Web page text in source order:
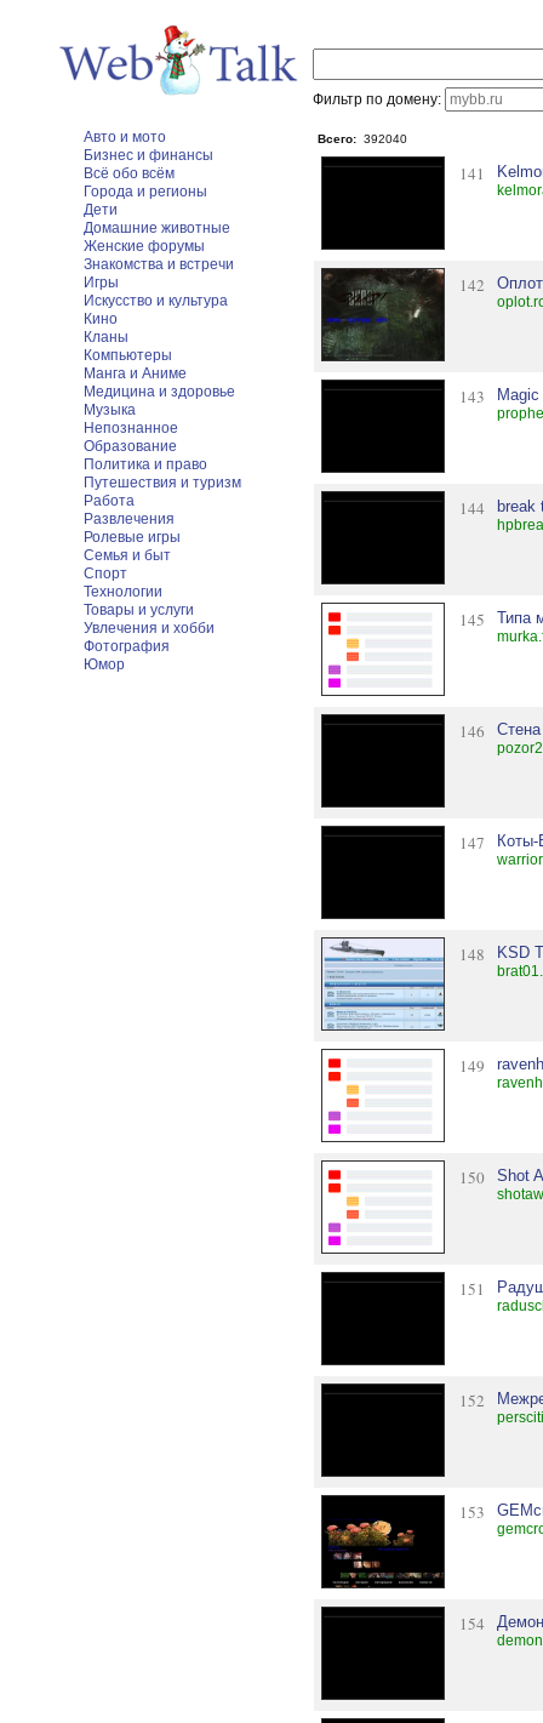
Фильтр по домену:
Авто и мото
Бизнес и финансы
Всё обо всём
Города и регионы
Дети
Домашние животные
Женские форумы
Знакомства и встречи
Игры
Искусство и культура
Кино
Кланы
Компьютеры
Манга и Аниме
Медицина и здоровье
Музыка
Непознанное
Образование
Политика и право
Путешествия и туризм
Работа
Развлечения
Ролевые игры
Семья и быт
Спорт
Технологии
Товары и услуги
Увлечения и хобби
Фотография
Юмор
Всего: 392040
141
142 Оплот
143
144 break
145 Типа
146 Стена
147
148 KSD
149
150 Shot
151
152
153
154